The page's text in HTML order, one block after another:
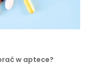
w aptece?